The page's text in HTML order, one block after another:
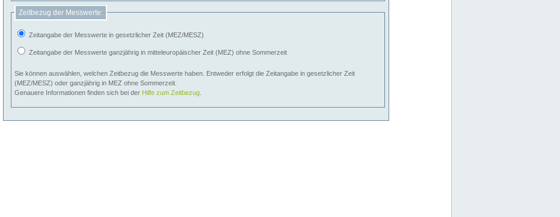
Zeitbezug der Messwerte:
Zeitangabe der Messwerte in gesetzlicher Zeit (MEZ/MESZ)
Zeitangabe der Messwerte ganzjährig in mitteleuropäischer Zeit (MEZ) ohne Sommerzeit
Sie können auswählen, welchen Zeitbezug die Messwerte haben. Entweder erfolgt die Zeitangabe in gesetzlicher Zeit
(MEZ/MESZ) oder ganzjährig in MEZ ohne Sommerzeit.
Genauere Informationen finden sich bei der Hilfe zum Zeitbezug